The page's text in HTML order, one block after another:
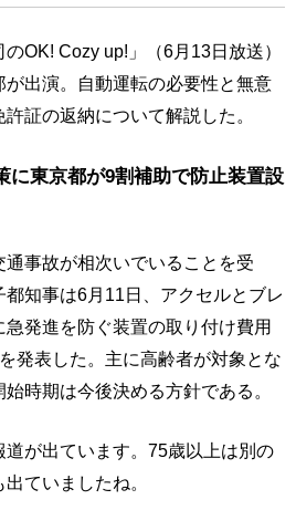
OK! Cozy up!」（6月13日放送）
出演。自動運転の必要性と無意
証の返納について解説した。
に東京都が9割補助で防止装置設
事故が相次いでいることを受
知事は6月11日、アクセルとブレ
発進を防ぐ装置の取り付け費用
発表した。主に高齢者が対象とな
時期は今後決める方針である。
が出ています。75歳以上は別の
ていましたね。